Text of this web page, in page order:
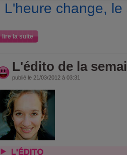
L'heure change,
lire la suite
L'édito de la
publié le 21/03/2012 à 03:31